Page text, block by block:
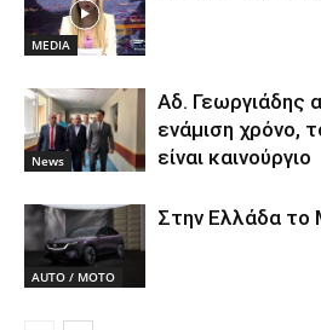
MEDIA
News
Αδ. Γεωργιάδης
ενάμιση χρόνο,
είναι καινούργιο
AUTO / MOTO
Στην Ελλάδα το